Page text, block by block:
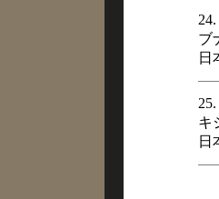
24.
ブ
日
25.
キ
日